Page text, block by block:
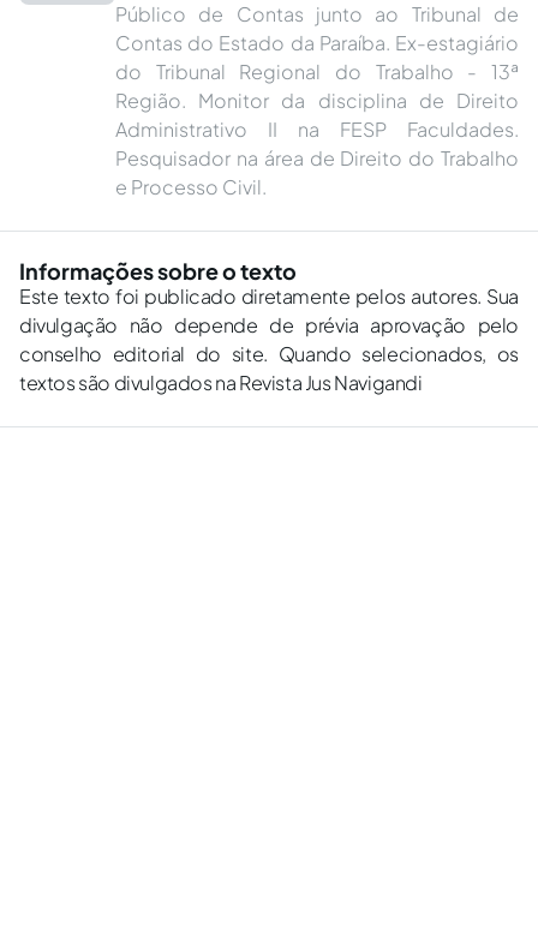
Público de Contas junto ao Tribunal de
Contas do Estado da Paraíba. Ex-estagiário
do Tribunal Regional do Trabalho - 13ª
Região. Monitor da disciplina de Direito
Administrativo II na FESP Faculdades.
Pesquisador na área de Direito do Trabalho
e Processo Civil.
Informações sobre o texto
Este texto foi publicado diretamente pelos autores. Sua
divulgação não depende de prévia aprovação pelo
conselho editorial do site. Quando selecionados, os
textos são divulgados na Revista Jus Navigandi